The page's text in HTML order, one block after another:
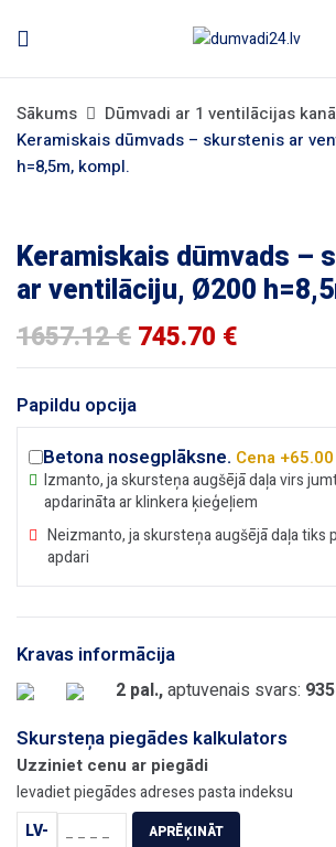
Sākums Dūmvadi ar 1 ventilācijas
Keramiskais dūmvads – skurstenis ar
h=8,5m, kompl.
Keramiskais dūmvads –
ar ventilāciju, Ø200
1657.12€ 745.70 €
Papildu opcija
Betona nosegplāksne. Cena
Izmanto, ja skursteņa augšējā daļa virs
apdarināta ar klinkera ķieģeļiem
Neizmanto, ja skursteņa augšējā daļa tiks
apdari
Kravas informācija
2 pal.,aptuvenais svars:
Skursteņa piegādes kalkulators
Uzziniet cenu ar piegādi
Ievadiet piegādes adreses pasta indeksu
LV-
APRĒĶINĀT